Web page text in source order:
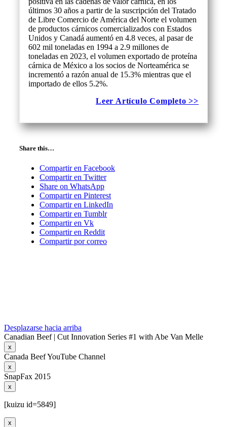
últimos 30 años a partir de la suscripción del Tratado
de Libre Comercio de América del Norte el volumen
de productos cárnicos comercializados con Estados
Unidos y Canadá aumentó en 4.8 veces, al pasar de
602 mil toneladas en 1994 a 2.9 millones de
toneladas en 2023, el volumen exportado de proteína
cárnica de México a los socios de Norteamérica se
incrementó a razón anual de 15.3% mientras que el
importado de ellos 5.2%.
Leer Artículo Completo >>
Share this…
Compartir en Facebook
Compartir en Twitter
Share on WhatsApp
Compartir en Pinterest
Compartir en LinkedIn
Compartir en Tumblr
Compartir en Vk
Compartir en Reddit
Compartir por correo
Desplazarse hacia arriba
Canadian Beef | Cut Innovation Series #1 with Abe Van Melle
x
Canada Beef YouTube Channel
x
SnapFax 2015
x
[kuizu id=5849]
x